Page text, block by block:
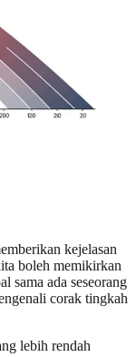
kejelasan
boleh memikirkan
sama ada seseorang
corak tingkah
lebih rendah